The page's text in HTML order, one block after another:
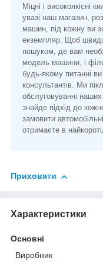
Міцні і високоякісні
увазі наш магазин,
машин, під кожну ви
екземпляр. Щоб
пошуком, де вам
модель машини, і
будь-якому питанні
консультантів. Ми
обслуговуванні
знайде підхід до
замовити
отримаєте в
Приховати
Характеристики
Основні
Виробник